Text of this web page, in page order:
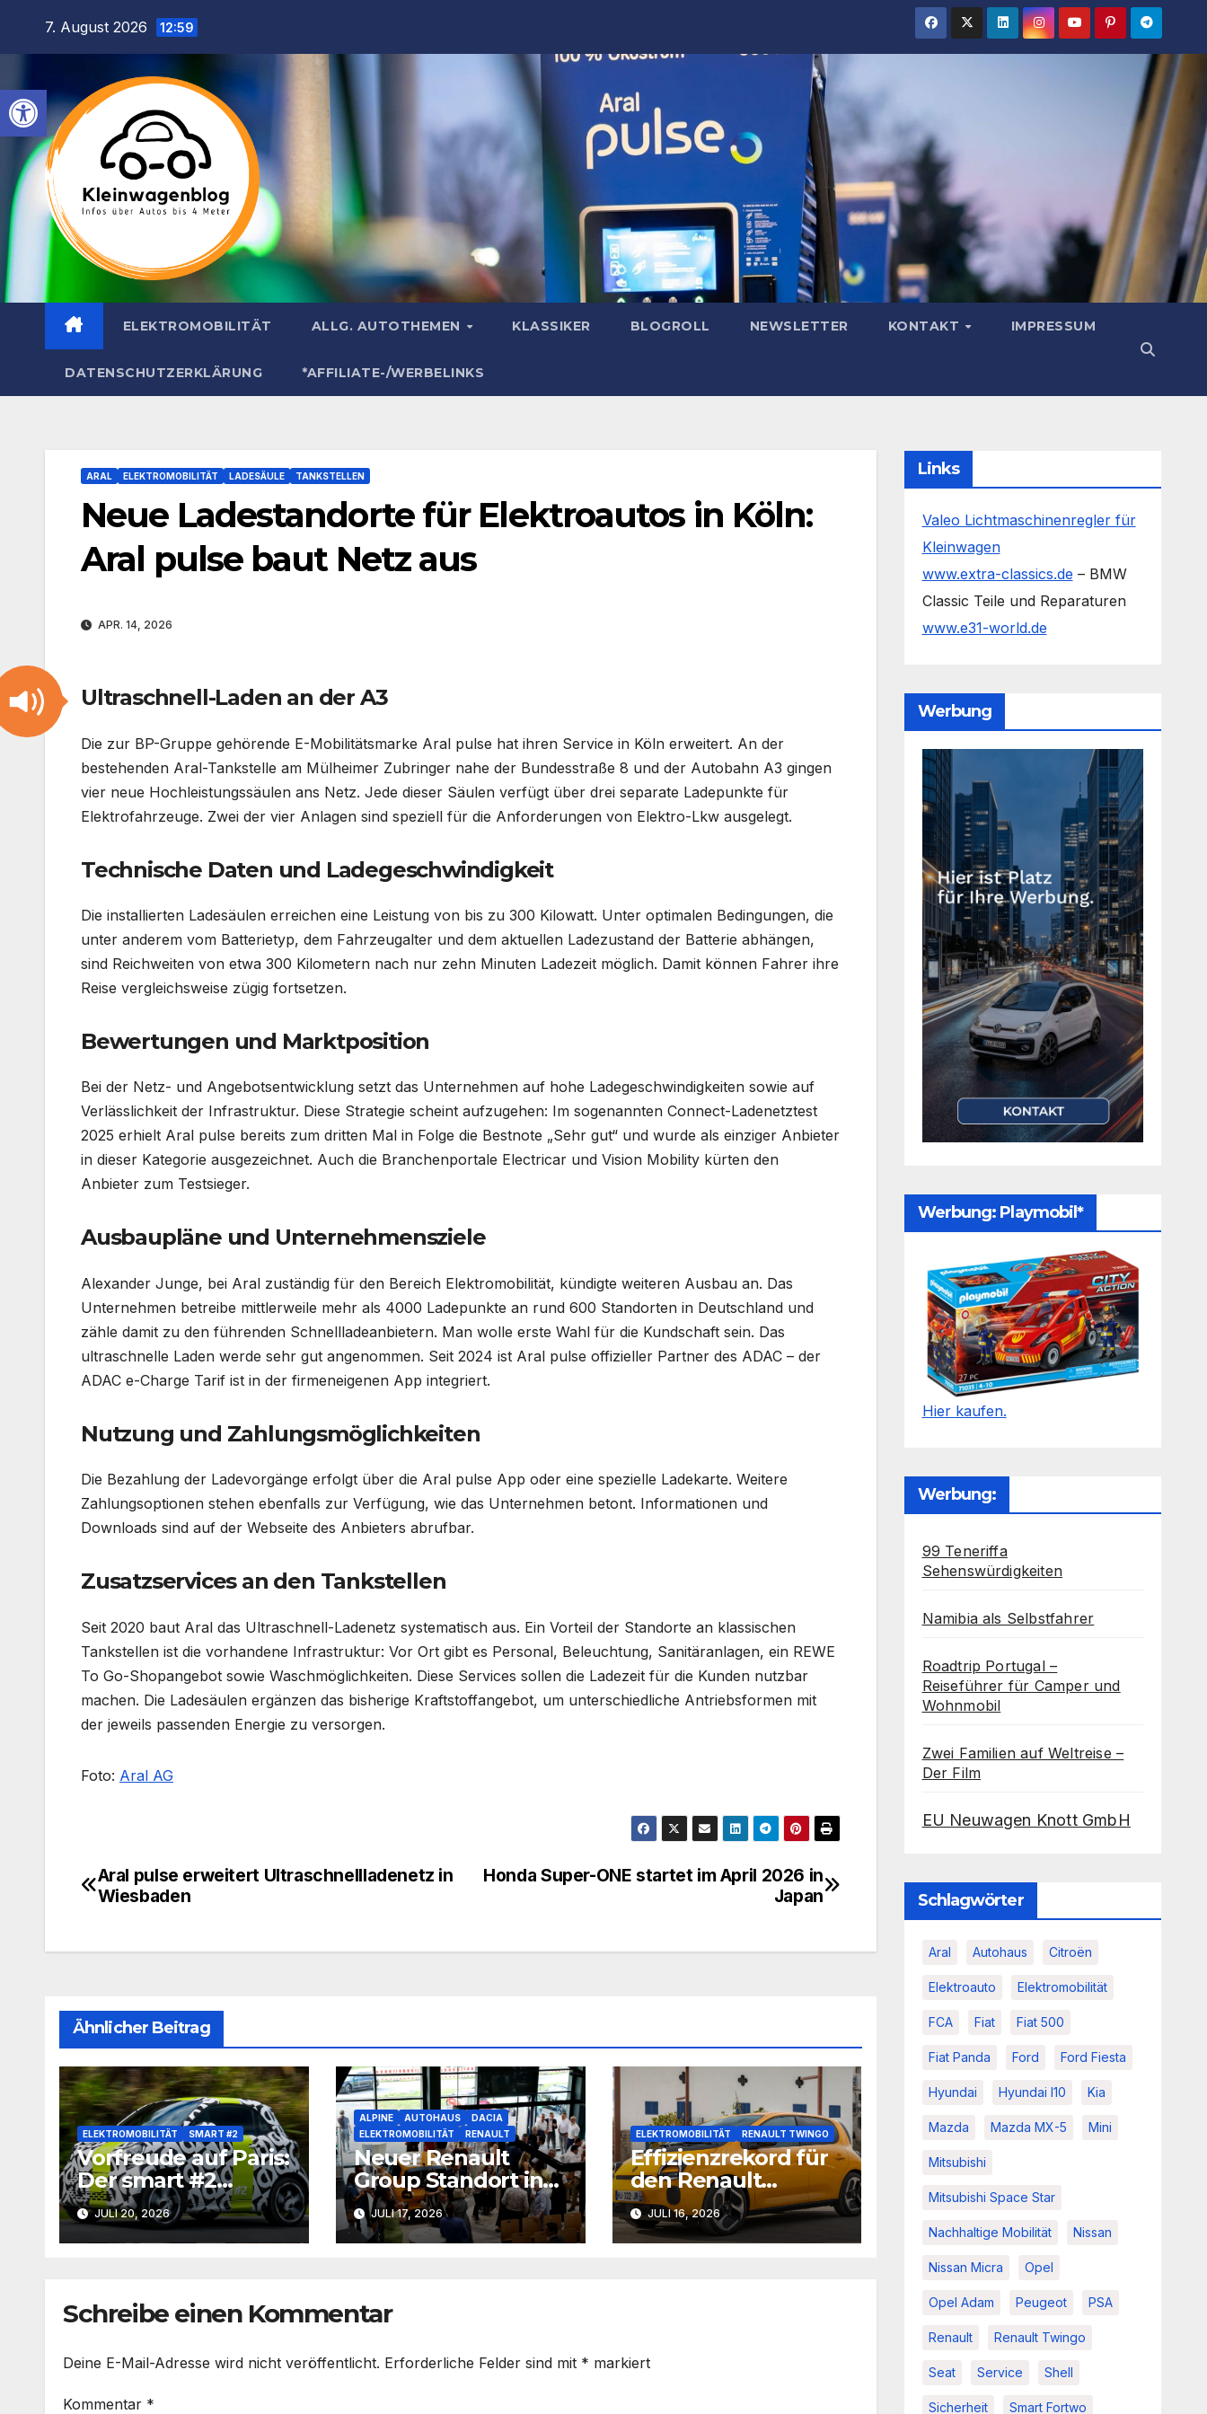
Werkzeugleiste öffnen
springen7. August 2026 12:59
ELEKTROMOBILITÄT ALLG. AUTOTHEMEN KLASSIKER BLOGROLL NEWSLETTER KONTAKT IMPRESSUM
DATENSCHUTZERKLÄRUNG *AFFILIATE-/WERBELINKS
ARAL ELEKTROMOBILITÄT LADESÄULE TANKSTELLEN
Neue Ladestandorte für Elektroautos in Köln:
Aral pulse baut Netz aus
APR. 14, 2026
Ultraschnell-Laden an der A3
Die zur BP-Gruppe gehörende E-Mobilitätsmarke Aral pulse hat ihren Service in Köln erweitert. An der
bestehenden Aral-Tankstelle am Mülheimer Zubringer nahe der Bundesstraße 8 und der Autobahn A3 gingen
vier neue Hochleistungssäulen ans Netz. Jede dieser Säulen verfügt über drei separate Ladepunkte für
Elektrofahrzeuge. Zwei der vier Anlagen sind speziell für die Anforderungen von Elektro-Lkw ausgelegt.
Technische Daten und Ladegeschwindigkeit
Die installierten Ladesäulen erreichen eine Leistung von bis zu 300 Kilowatt. Unter optimalen Bedingungen, die
unter anderem vom Batterietyp, dem Fahrzeugalter und dem aktuellen Ladezustand der Batterie abhängen,
sind Reichweiten von etwa 300 Kilometern nach nur zehn Minuten Ladezeit möglich. Damit können Fahrer ihre
Reise vergleichsweise zügig fortsetzen.
Bewertungen und Marktposition
Bei der Netz- und Angebotsentwicklung setzt das Unternehmen auf hohe Ladegeschwindigkeiten sowie auf
Verlässlichkeit der Infrastruktur. Diese Strategie scheint aufzugehen: Im sogenannten Connect-Ladenetztest
2025 erhielt Aral pulse bereits zum dritten Mal in Folge die Bestnote „Sehr gut“ und wurde als einziger Anbieter
in dieser Kategorie ausgezeichnet. Auch die Branchenportale Electricar und Vision Mobility kürten den
Anbieter zum Testsieger.
Ausbaupläne und Unternehmensziele
Alexander Junge, bei Aral zuständig für den Bereich Elektromobilität, kündigte weiteren Ausbau an. Das
Unternehmen betreibe mittlerweile mehr als 4000 Ladepunkte an rund 600 Standorten in Deutschland und
zähle damit zu den führenden Schnellladeanbietern. Man wolle erste Wahl für die Kundschaft sein. Das
ultraschnelle Laden werde sehr gut angenommen. Seit 2024 ist Aral pulse offizieller Partner des ADAC – der
ADAC e-Charge Tarif ist in der firmeneigenen App integriert.
Nutzung und Zahlungsmöglichkeiten
Die Bezahlung der Ladevorgänge erfolgt über die Aral pulse App oder eine spezielle Ladekarte. Weitere
Zahlungsoptionen stehen ebenfalls zur Verfügung, wie das Unternehmen betont. Informationen und
Downloads sind auf der Webseite des Anbieters abrufbar.
Zusatzservices an den Tankstellen
Seit 2020 baut Aral das Ultraschnell-Ladenetz systematisch aus. Ein Vorteil der Standorte an klassischen
Tankstellen ist die vorhandene Infrastruktur: Vor Ort gibt es Personal, Beleuchtung, Sanitäranlagen, ein REWE
To Go-Shopangebot sowie Waschmöglichkeiten. Diese Services sollen die Ladezeit für die Kunden nutzbar
machen. Die Ladesäulen ergänzen das bisherige Kraftstoffangebot, um unterschiedliche Antriebsformen mit
der jeweils passenden Energie zu versorgen.
Foto: Aral AG
Beitragsnavigation
Honda Super-ONE startet im April 2026 in
Japan
Aral pulse erweitert Ultraschnellladenetz in
Wiesbaden
Ähnlicher Beitrag
ELEKTROMOBILITÄT SMART #2
Vorfreude auf Paris:
Der smart #2
kommt zurück auf
die Straße
JULI 20, 2026
ALPINE AUTOHAUS
DACIA
ELEKTROMOBILITÄT
RENAULT
Neuer Renault
Group Standort in
Memmingen
JULI 17, 2026
ELEKTROMOBILITÄT RENAULT TWINGO
Effizienzrekord für
den Renault
Twingo E-Tech
JULI 16, 2026
Schreibe einen Kommentar
Deine E-Mail-Adresse wird nicht veröffentlicht. Erforderliche Felder sind mit * markiert
Kommentar *
Links
Valeo Lichtmaschinenregler für
Kleinwagen
www.extra-classics.de – BMW
Classic Teile und Reparaturen
www.e31-world.de
Werbung
Werbung: Playmobil*
Hier kaufen.
Werbung:
99 Teneriffa
Sehenswürdigkeiten
Namibia als Selbstfahrer
Roadtrip Portugal –
Reiseführer für Camper und
Wohnmobil
Zwei Familien auf Weltreise –
Der Film
EU Neuwagen Knott GmbH
Schlagwörter
Aral Autohaus Citroën
Elektroauto Elektromobilität
FCA Fiat Fiat 500
Fiat Panda Ford Ford Fiesta
Hyundai Hyundai I10 Kia
Mazda Mazda MX-5 Mini
Mitsubishi
Mitsubishi Space Star
Nachhaltige Mobilität Nissan
Nissan Micra Opel
Opel Adam Peugeot PSA
Renault Renault Twingo
Seat Service Shell
Sicherheit Smart Fortwo